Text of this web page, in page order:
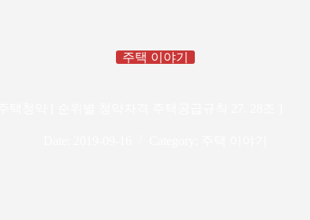
주택 이야기